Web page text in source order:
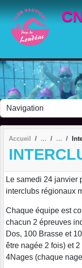
Accueil
Le samedi 24 janvier
interclubs régionaux
Chaque équipe est
chacun 2 épreuves
Dos, 100 Brasse et
être nagée 2 fois) et
4Nages (chaque